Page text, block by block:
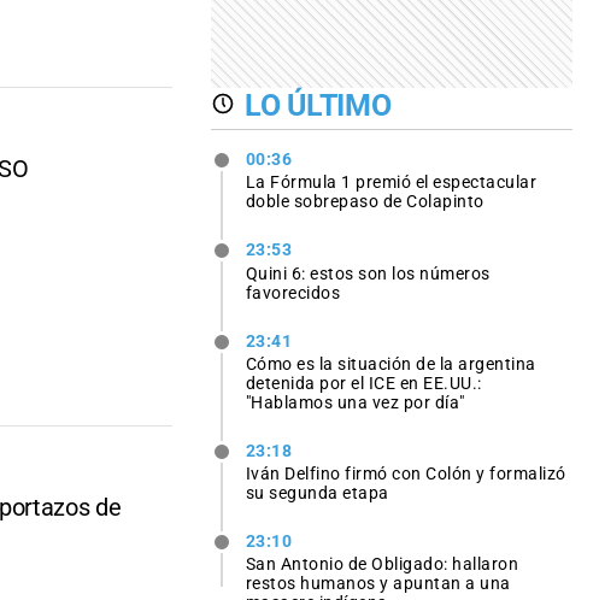
de
LO ÚLTIMO
00:36
La Fórmula 1 premió el espectacular
doble sobrepaso de Colapinto
23:53
Quini 6: estos son los números
favorecidos
23:41
Cómo es la situación de la argentina
detenida por el ICE en EE.UU.:
"Hablamos una vez por día"
23:18
Iván Delfino firmó con Colón y formalizó
su segunda etapa
23:10
San Antonio de Obligado: hallaron
restos humanos y apuntan a una